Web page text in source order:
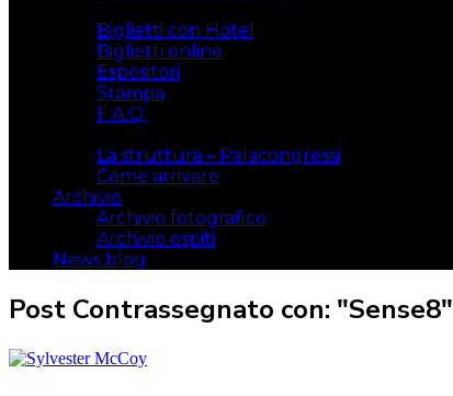
Biglietti con Hotel
Biglietti online
Espositori
Stampa
F.A.Q.
La struttura – Palacongressi
Come arrivare
Archivio
Archivio fotografico
Archivio ospiti
News blog
Post Contrassegnato con: "Sense8"